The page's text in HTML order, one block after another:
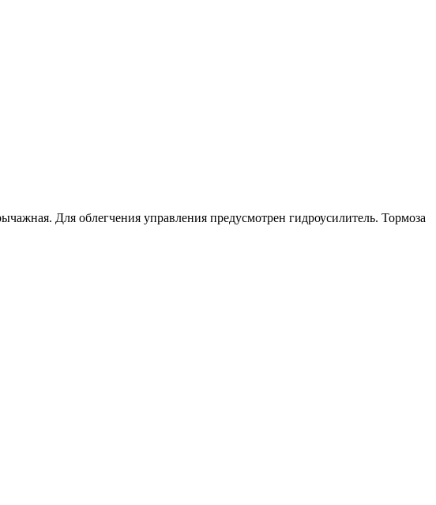
Для облегчения управления предусмотрен гидроусилитель. Тормоза